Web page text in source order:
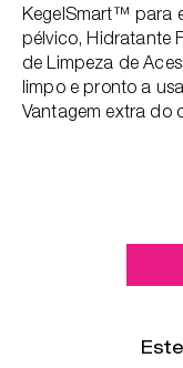
KegelSmart™ para
pélvico, Hidratante
de Limpeza de
limpo e pronto a
Vantagem extra do